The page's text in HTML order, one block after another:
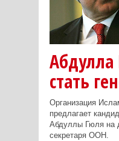
стать
Организация
предлагает
Абдуллы Гюля на
секретаря ООН.